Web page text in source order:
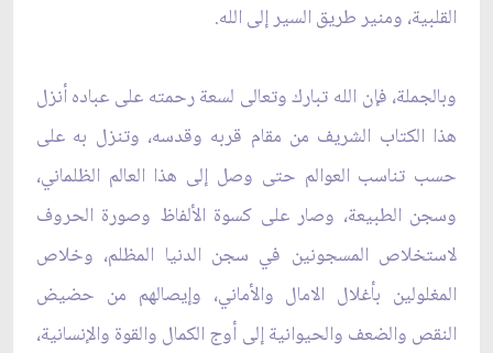
القلبية، ومنير طريق السير إلى الله.
وبالجملة، فإن الله تبارك وتعالى لسعة رحمته على عباده أنزل
هذا الكتاب الشريف من مقام قربه وقدسه، وتنزل به على
حسب تناسب العوالم حتى وصل إلى هذا العالم الظلماني،
وسجن الطبيعة، وصار على كسوة الألفاظ وصورة الحروف
لاستخلاص المسجونين في سجن الدنيا المظلم، وخلاص
المغلولين بأغلال الامال والأماني، وإيصالهم من حضيض
النقص والضعف والحيوانية إلى أوج الكمال والقوة والإنسانية،